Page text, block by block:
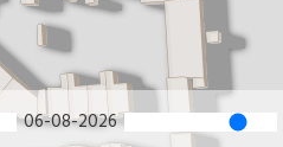
06-08-2026